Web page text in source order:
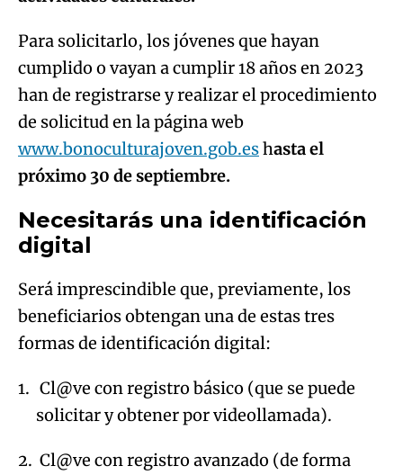
Para solicitarlo, los jóvenes que hayan
cumplido o vayan a cumplir 18 años en 2023
han de registrarse y realizar el procedimiento
de solicitud en la página web
www.bonoculturajoven.gob.eshasta el
próximo 30 de septiembre.
Necesitarás una identificación
digital
Será imprescindible que, previamente, los
beneficiarios obtengan una de estas tres
formas de identificación digital:
Cl@ve con registro básico (que se puede
solicitar y obtener por videollamada).
Cl@ve con registro avanzado (de forma